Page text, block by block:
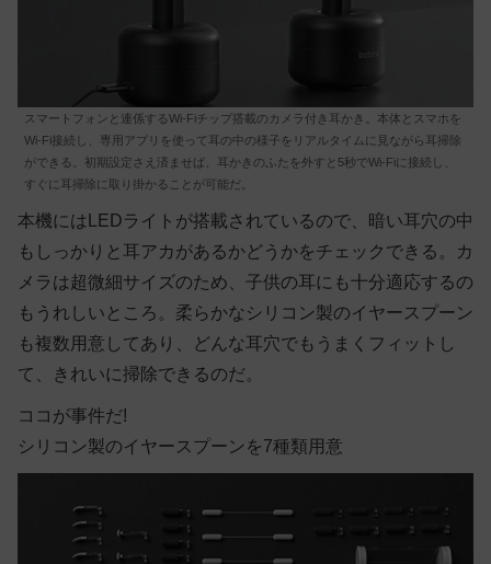
スマートフォンと連係するWi-Fiチップ搭載のカメラ付き耳かき。本体とスマホを
Wi-Fi接続し、専用アプリを使って耳の中の様子をリアルタイムに見ながら耳掃除
ができる。初期設定さえ済ませば、耳かきのふたを外すと5秒でWi-Fiに接続し、
すぐに耳掃除に取り掛かることが可能だ。
本機にはLEDライトが搭載されているので、暗い耳穴の中
もしっかりと耳アカがあるかどうかをチェックできる。カ
メラは超微細サイズのため、子供の耳にも十分適応するの
もうれしいところ。柔らかなシリコン製のイヤースプーン
も複数用意してあり、どんな耳穴でもうまくフィットし
て、きれいに掃除できるのだ。
ココが事件だ!
シリコン製のイヤースプーンを7種類用意